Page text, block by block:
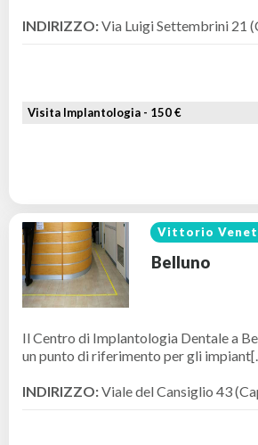
INDIRIZZO:Via Luigi Settembrini 21
Visita Implantologia - 150 €
Vittorio
Belluno
Il Centro di Implantologia Dentale a
un punto di riferimento per gli
INDIRIZZO:Viale del Cansiglio 43